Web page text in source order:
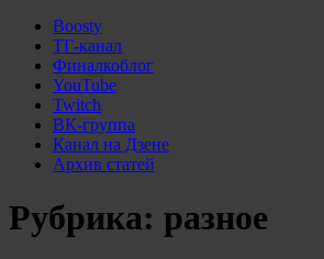
Boosty
ТГ-канал
Финалкоблог
YouTube
Twitch
ВК-группа
Канал на Дзене
Архив статей
Рубрика: разное